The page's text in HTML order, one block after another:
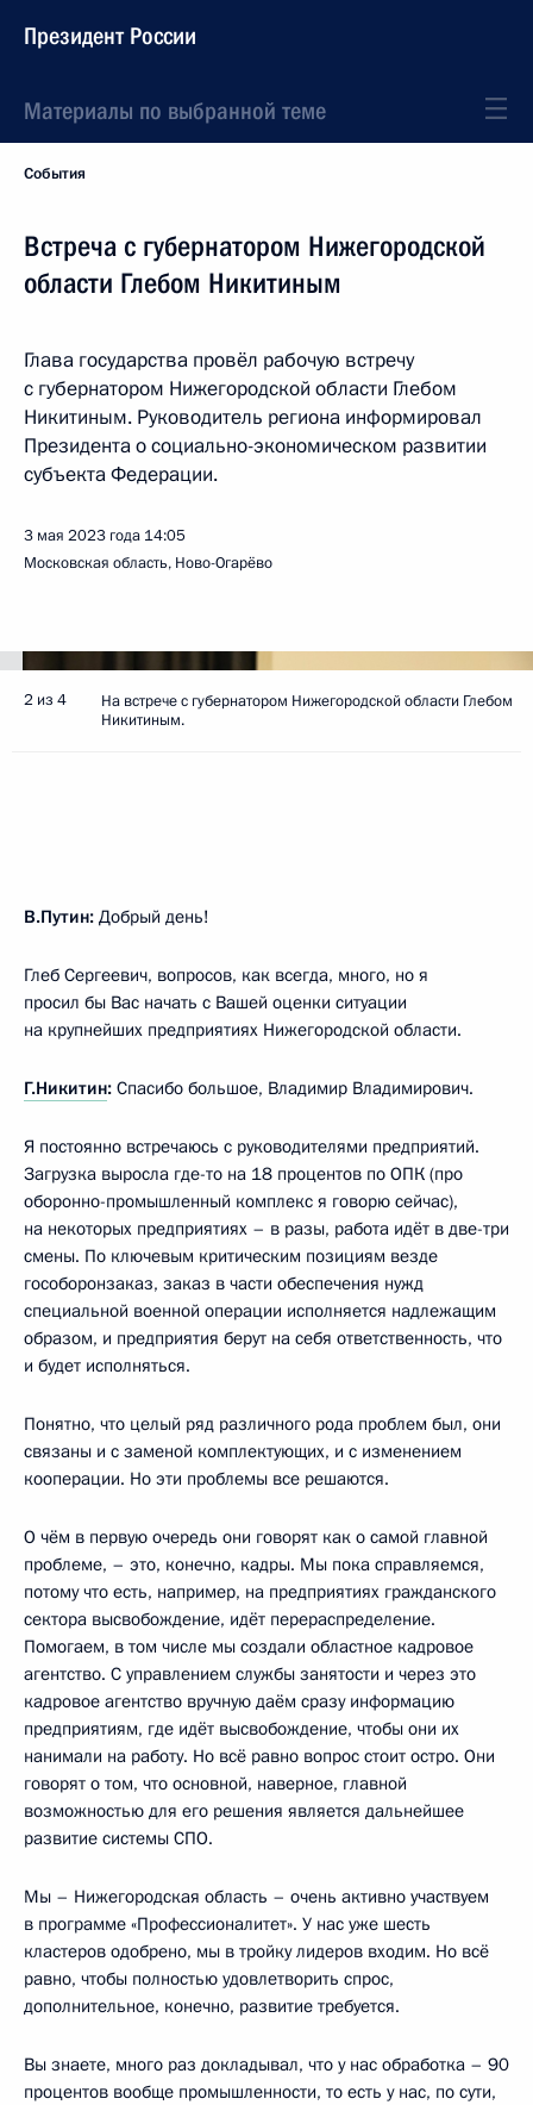
Президент России
Материалы по выбранной теме
События
Встреча с губернатором Нижегородской
области Глебом Никитиным
Глава государства провёл рабочую встречу
с губернатором Нижегородской области Глебом
Никитиным. Руководитель региона информировал
Президента о социально-экономическом развитии
субъекта Федерации.
3 мая 2023 года 14:05
Московская область, Ново-Огарёво
2 из 4
На встрече с губернатором Нижегородской области Глебом
Никитиным.
В.Путин: Добрый день!
Глеб Сергеевич, вопросов, как всегда, много, но я
просил бы Вас начать с Вашей оценки ситуации
на крупнейших предприятиях Нижегородской области.
Г.Никитин: Спасибо большое, Владимир Владимирович.
Я постоянно встречаюсь с руководителями предприятий.
Загрузка выросла где-то на 18 процентов по ОПК (про
оборонно-промышленный комплекс я говорю сейчас),
на некоторых предприятиях – в разы, работа идёт в две-три
смены. По ключевым критическим позициям везде
гособоронзаказ, заказ в части обеспечения нужд
специальной военной операции исполняется надлежащим
образом, и предприятия берут на себя ответственность, что
и будет исполняться.
Понятно, что целый ряд различного рода проблем был, они
связаны и с заменой комплектующих, и с изменением
кооперации. Но эти проблемы все решаются.
О чём в первую очередь они говорят как о самой главной
проблеме, – это, конечно, кадры. Мы пока справляемся,
потому что есть, например, на предприятиях гражданского
сектора высвобождение, идёт перераспределение.
Помогаем, в том числе мы создали областное кадровое
агентство. С управлением службы занятости и через это
кадровое агентство вручную даём сразу информацию
предприятиям, где идёт высвобождение, чтобы они их
нанимали на работу. Но всё равно вопрос стоит остро. Они
говорят о том, что основной, наверное, главной
возможностью для его решения является дальнейшее
развитие системы СПО.
Мы – Нижегородская область – очень активно участвуем
в программе «Профессионалитет». У нас уже шесть
кластеров одобрено, мы в тройку лидеров входим. Но всё
равно, чтобы полностью удовлетворить спрос,
дополнительное, конечно, развитие требуется.
Вы знаете, много раз докладывал, что у нас обработка – 90
процентов вообще промышленности, то есть у нас, по сути,